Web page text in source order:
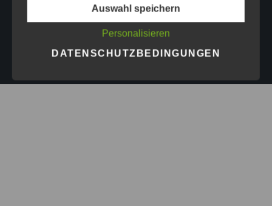
PRESSE
Astrid Göschel M.A. - Erfolg darf leicht
sein.| Design byASKINGG
Auswahl speichern
Personalisieren
DATENSCHUTZBEDINGUNGEN